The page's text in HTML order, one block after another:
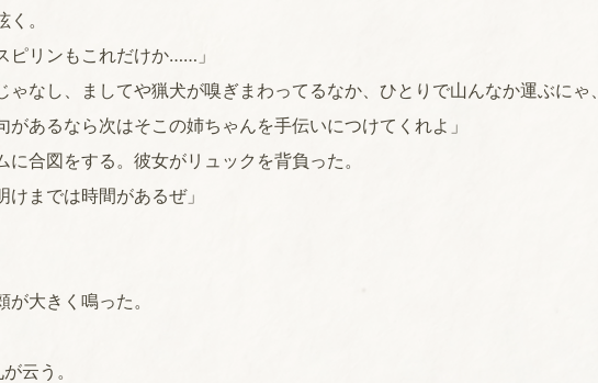
。
ピリンもこれだけか……」
ゃなし、ましてや猟犬が嗅ぎまわってるなか、ひとりで山んなか運ぶにゃ、
あるなら次はそこの姉ちゃんを手伝いにつけてくれよ」
合図をする。彼女がリュックを背負った。
までは時間があるぜ」
大きく鳴った。
云う。